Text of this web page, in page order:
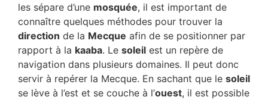
les sépare d’une mosquée, il est important de
connaître quelques méthodes pour trouver la
direction de la Mecque afin de se positionner par
rapport à la kaaba. Le soleil est un repère de
navigation dans plusieurs domaines. Il peut donc
servir à repérer la Mecque. En sachant que le soleil
se lève à l’est et se couche à l’ouest, il est possible